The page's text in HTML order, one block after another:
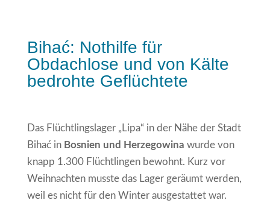
Bihać: Nothilfe für
Obdachlose und von Kälte
bedrohte Geflüchtete
Das Flüchtlingslager „Lipa“ in der Nähe der Stadt
Bihać in Bosnien und Herzegowina wurde von
knapp 1.300 Flüchtlingen bewohnt. Kurz vor
Weihnachten musste das Lager geräumt werden,
weil es nicht für den Winter ausgestattet war.